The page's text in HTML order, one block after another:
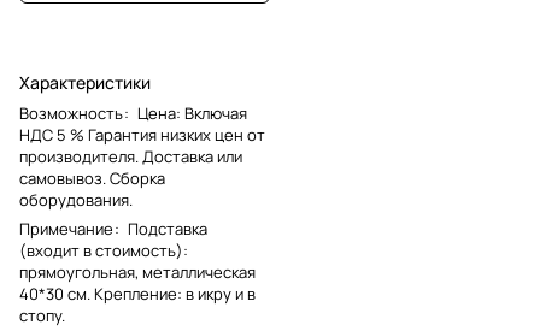
Характеристики
Возможность: Цена: Включая
НДС 5 % Гарантия низких цен от
производителя. Доставка или
самовывоз. Сборка
оборудования.
Примечание: Подставка
(входит в стоимость):
прямоугольная, металлическая
40*30 см. Крепление: в икру и в
стопу.